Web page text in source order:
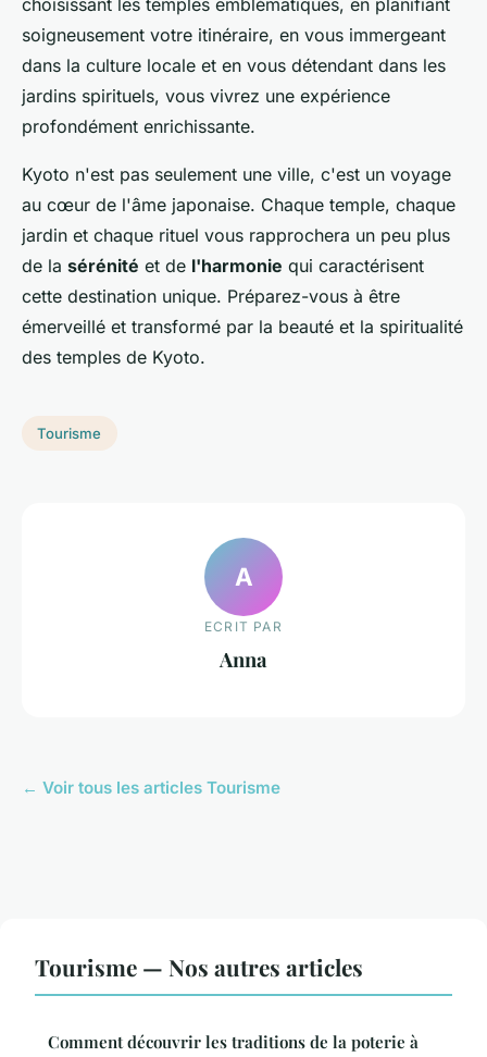
choisissant les temples emblématiques, en planifiant
soigneusement votre itinéraire, en vous immergeant
dans la culture locale et en vous détendant dans les
jardins spirituels, vous vivrez une expérience
profondément enrichissante.
Kyoto n'est pas seulement une ville, c'est un voyage
au cœur de l'âme japonaise. Chaque temple, chaque
jardin et chaque rituel vous rapprochera un peu plus
de la sérénité et de l'harmonie qui caractérisent
cette destination unique. Préparez-vous à être
émerveillé et transformé par la beauté et la spiritualité
des temples de Kyoto.
Tourisme
A
ECRIT PAR
Anna
← Voir tous les articles Tourisme
Tourisme — Nos autres articles
Comment découvrir les traditions de la poterie à